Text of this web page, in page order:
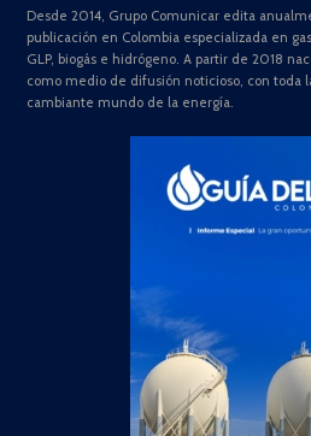
Desde 2014, Grupo Comunicar edita
publicación en Colombia especializada en
GLP, biogás e hidrógeno. A partir de 2018
como medio de difusión noticioso, con toda
cambiante mundo de la energía.